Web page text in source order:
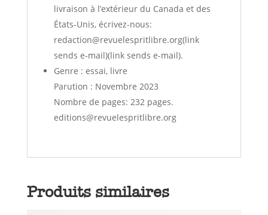
livraison à l’extérieur du Canada et des
États-Unis, écrivez-nous:
redaction@revuelespritlibre.org(link
sends e-mail)(link sends e-mail).
Genre : essai, livre
Parution : Novembre 2023
Nombre de pages: 232 pages.
editions@revuelespritlibre.org
Produits similaires